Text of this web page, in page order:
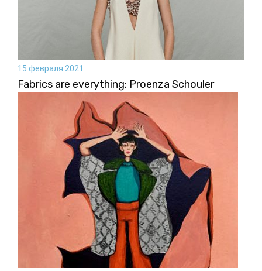
15 февраля 2021
Fabrics are everything: Proenza Schouler